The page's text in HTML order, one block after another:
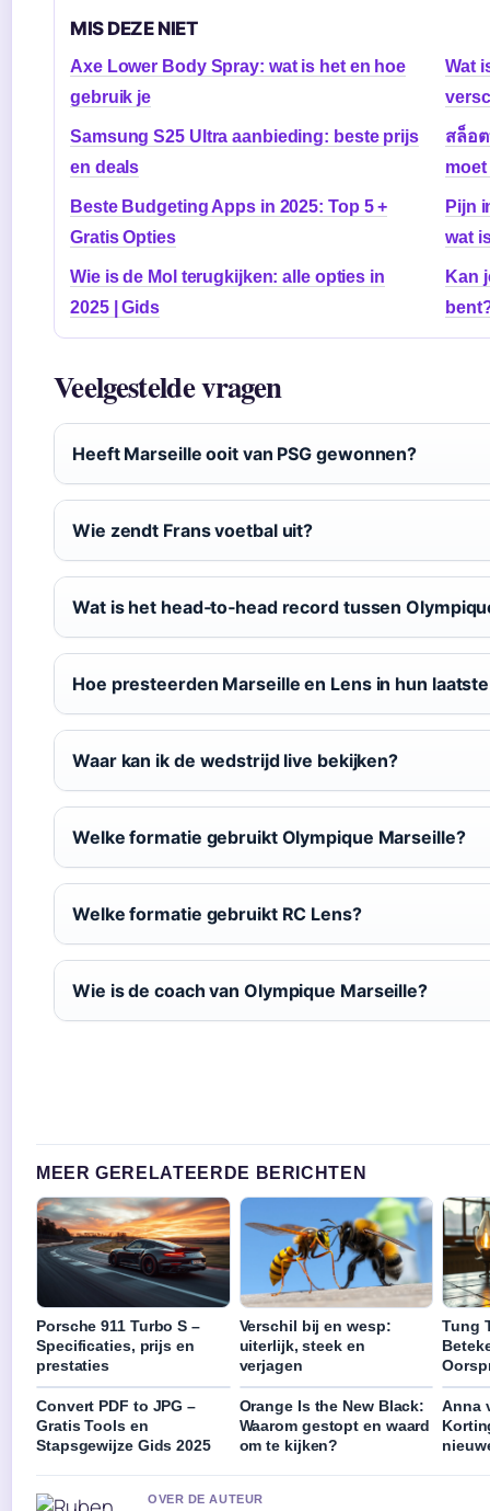
MIS DEZE NIET
Axe Lower Body Spray: wat is het en hoe
gebruik je
Wat
Samsung S25 Ultra aanbieding: beste prijs
en deals
สล็อ
moet
Beste Budgeting Apps in 2025: Top 5 +
Gratis Opties
Pijn
wat
Wie is de Mol terugkijken: alle opties in
2025 | Gids
Kan
Veelgestelde vragen
Heeft Marseille ooit van PSG gewonnen?
Wie zendt Frans voetbal uit?
Wat is het head‑to‑head record tussen
Hoe presteerden Marseille en Lens in hun
Waar kan ik de wedstrijd live bekijken?
Welke formatie gebruikt Olympique Marseille?
Welke formatie gebruikt RC Lens?
Wie is de coach van Olympique Marseille?
MEER GERELATEERDE BERICHTEN
Porsche 911 Turbo S –
Specificaties, prijs en
prestaties
Verschil bij en wesp:
uiterlijk, steek en
verjagen
Tung
Convert PDF to JPG –
Gratis Tools en
Stapsgewijze Gids 2025
Orange Is the New Black:
Waarom gestopt en waard
om te kijken?
Anna
OVER DE AUTEUR